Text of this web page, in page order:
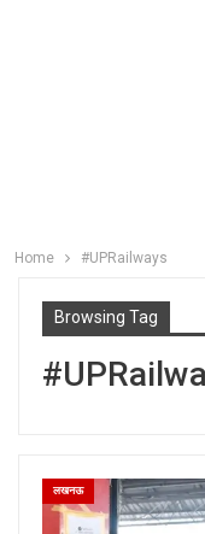
Home #UPRailways
Browsing Tag
लखनऊ